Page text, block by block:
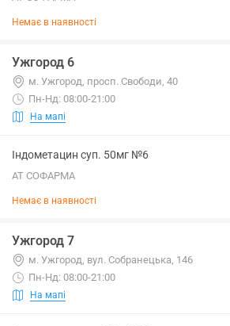
Немає в наявності
Ужгород 6
м. Ужгород, просп. Свободи, 40
Пн-Нд: 08:00-21:00
На мапі
Індометацин суп. 50мг №6
АТ СОФАРМА
Немає в наявності
Ужгород 7
м. Ужгород, вул. Собранецька, 146
Пн-Нд: 08:00-21:00
На мапі